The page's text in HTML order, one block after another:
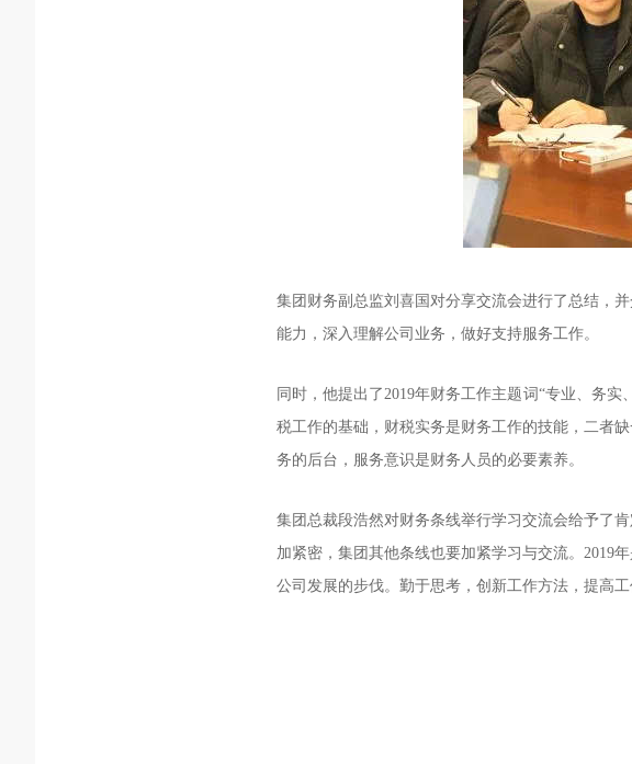
集团财务副总监刘喜国对分享交流会进行了总结，
能力，深入理解公司业务，做好支持服务工作。
同时，他提出了2019年财务工作主题词“专业、务
税工作的基础，财税实务是财务工作的技能，二者
务的后台，服务意识是财务人员的必要素养。
集团总裁段浩然对财务条线举行学习交流会给予了
加紧密，集团其他条线也要加紧学习与交流。2019
公司发展的步伐。勤于思考，创新工作方法，提高